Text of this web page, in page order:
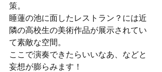
策。
睡蓮の池に面したレストラン？には近
隣の高校生の美術作品が展示されてい
て素敵な空間。
ここで演奏できたらいいなあ、などと
妄想が膨らみます！